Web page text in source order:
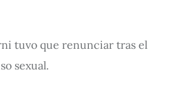
tuvo que renunciar tras el
sexual.